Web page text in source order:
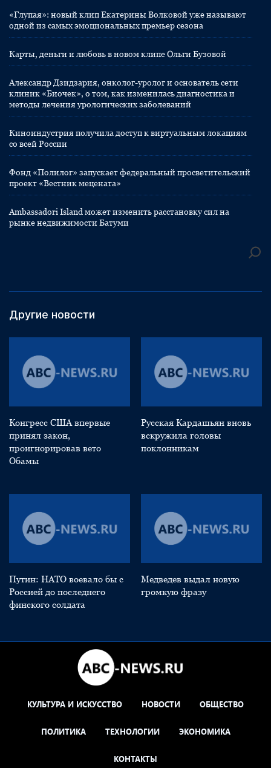
«Глупая»: новый клип Екатерины Волковой уже называют
одной из самых эмоциональных премьер сезона
Карты, деньги и любовь в новом клипе Ольги Бузовой
Александр Дзидзария, онколог-уролог и основатель сети
клиник «Биочек», о том, как изменилась диагностика и
методы лечения урологических заболеваний
Киноиндустрия получила доступ к виртуальным локациям
со всей России
Фонд «Полилог» запускает федеральный просветительский
проект «Вестник мецената»
Ambassadori Island может изменить расстановку сил на
рынке недвижимости Батуми
Другие новости
Конгресс США впервые
принял закон,
проигнорировав вето
Обамы
Русская Кардашьян вновь
вскружила головы
поклонникам
Путин: НАТО воевало бы с
Россией до последнего
финского солдата
Медведев выдал новую
громкую фразу
КУЛЬТУРА И ИСКУССТВО НОВОСТИ ОБЩЕСТВО
ПОЛИТИКА ТЕХНОЛОГИИ ЭКОНОМИКА
КОНТАКТЫ